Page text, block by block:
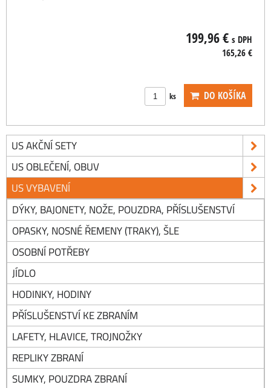
199,96 € s DPH
165,26 €
ks DO KOŠÍKA
US AKČNÍ SETY
US OBLEČENÍ, OBUV
US VYBAVENÍ
DÝKY, BAJONETY, NOŽE, POUZDRA, PŘÍSLUŠENSTVÍ
OPASKY, NOSNÉ ŘEMENY (TRAKY), ŠLE
OSOBNÍ POTŘEBY
JÍDLO
HODINKY, HODINY
PŘÍSLUŠENSTVÍ KE ZBRANÍM
LAFETY, HLAVICE, TROJNOŽKY
REPLIKY ZBRANÍ
SUMKY, POUZDRA ZBRANÍ